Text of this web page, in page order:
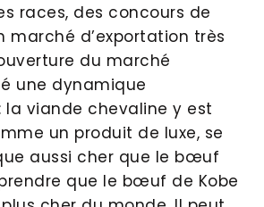
races, des concours de
marché d’exportation très
du marché
une dynamique
la viande chevaline y est
un produit de luxe, se
aussi cher que le bœuf
que le bœuf de Kobe